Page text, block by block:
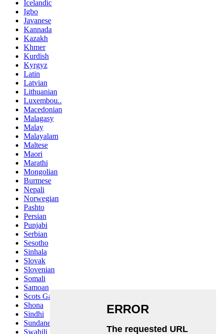
Icelandic
Igbo
Javanese
Kannada
Kazakh
Khmer
Kurdish
Kyrgyz
Latin
Latvian
Lithuanian
Luxembou..
Macedonian
Malagasy
Malay
Malayalam
Maltese
Maori
Marathi
Mongolian
Burmese
Nepali
Norwegian
Pashto
Persian
Punjabi
Serbian
Sesotho
Sinhala
Slovak
Slovenian
Somali
Samoan
Scots Gaelic
Shona
Sindhi
Sundanese
Swahili